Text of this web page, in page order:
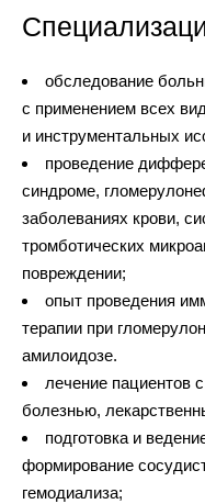
обследование
с применением всех
и инструментальных
проведение
синдроме,
заболеваниях крови,
тромботических
повреждении;
опыт проведения
терапии при
амилоидозе.
лечение пациентов
болезнью,
подготовка и
формирование
гемодиализа;